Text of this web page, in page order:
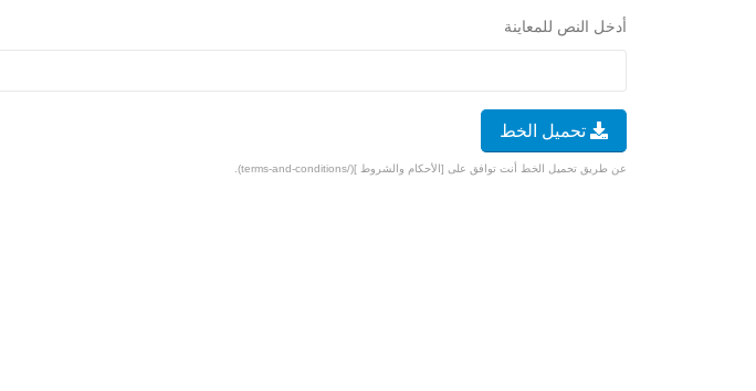
أدخل النص للمعاينة
تحميل الخط
عن طريق تحميل الخط أنت توافق على [الأحكام والشروط ](/terms-and-conditions).